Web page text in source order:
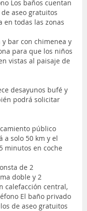
Los baños cuentan
aseo gratuitos
en todas las zonas
bar con chimenea y
para que los niños
vistas al paisaje de
desayunos bufé y
podrá solicitar
público
a solo 50 km y el
minutos en coche
de 2
doble y 2
calefacción central,
El baño privado
de aseo gratuitos